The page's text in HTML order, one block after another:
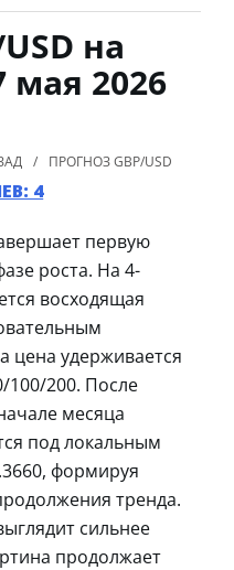
на
мая 2026
ПРОГНОЗ GBP/USD
4
первую
роста. На 4-
восходящая
цена удерживается
100/200. После
месяца
под локальным
формируя
тренда.
сильнее
продолжает